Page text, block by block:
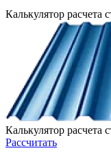
Калькулятор расчета
Калькулятор расчета
Рассчитать